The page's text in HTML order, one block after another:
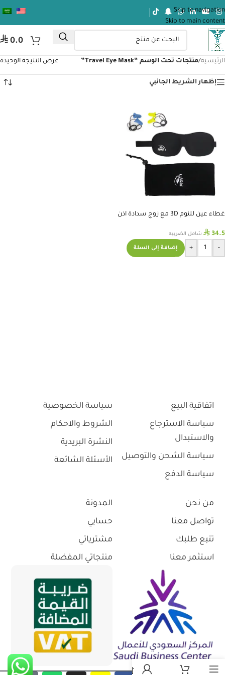
Skip to navigation
Skip to main content
⃁ 0.0
الرئيسية/منتجات تحت الوسم “Travel Eye Mask” عرض النتيجة الوحيدة
إظهار الشريط الجانبي
غطاء عين للنوم 3D مع زوج سدادة اذن
⃁ 34.5 شامل الضريبه
-
+ إضافة إلى السلة
اتفاقية البيع
سياسة الاسترجاع
والاستبدال
سياسة الشحن والتوصيل
سياسة الدفع
سياسة الخصوصية
الشروط والاحكام
النشرة البريدية
الأسئلة الشائعة
من نحن
تواصل معنا
تتبع طلبك
استثمر معنا
المدونة
حسابي
مشترياتي
منتجاتي المفضلة